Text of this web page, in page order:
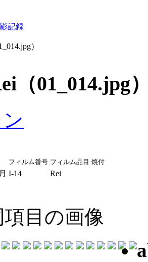
記録
）
（01_014.jpg
フィルム番号 フィルム品目 焼付
I-14 Rei
目の画像